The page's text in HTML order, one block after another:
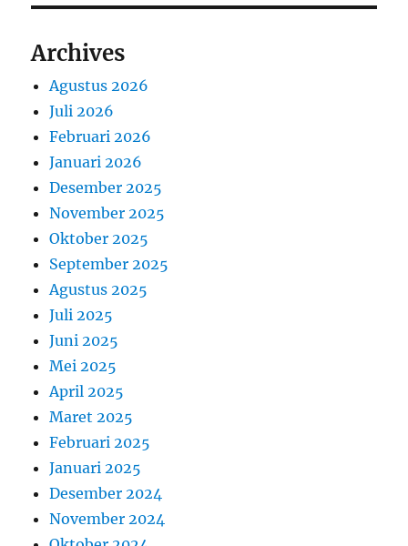
Archives
Agustus 2026
Juli 2026
Februari 2026
Januari 2026
Desember 2025
November 2025
Oktober 2025
September 2025
Agustus 2025
Juli 2025
Juni 2025
Mei 2025
April 2025
Maret 2025
Februari 2025
Januari 2025
Desember 2024
November 2024